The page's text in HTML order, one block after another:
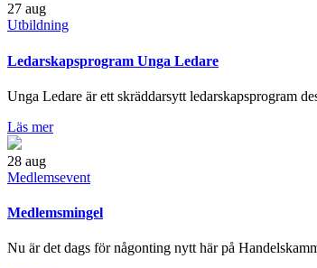
27 aug
Utbildning
Ledarskapsprogram Unga Ledare
Unga Ledare är ett skräddarsytt ledarskapsprogram
Läs mer
28 aug
Medlemsevent
Medlemsmingel
Nu är det dags för någonting nytt här på